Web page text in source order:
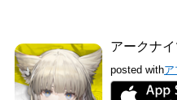
アークナ
posted withア